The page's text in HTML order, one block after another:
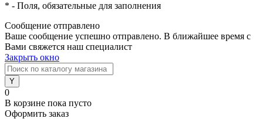
* - Поля, обязательные для заполнения
Сообщение отправлено
Ваше сообщение успешно отправлено. В ближайшее время с
Вами свяжется наш специалист
Закрыть окно
0
В корзине пока пусто
Оформить заказ